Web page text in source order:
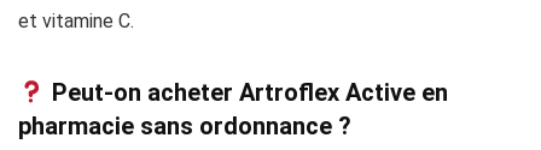
et vitamine C.
Peut-on acheter Artroflex Active en
pharmacie sans ordonnance ?